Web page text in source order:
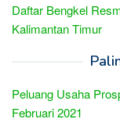
Daftar Bengkel
Kalimantan Timur
Peluang Usaha
Februari 2021